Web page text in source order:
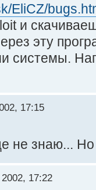
EliCZ/
и
эту
системы.
17:15
не знаю...
17:22